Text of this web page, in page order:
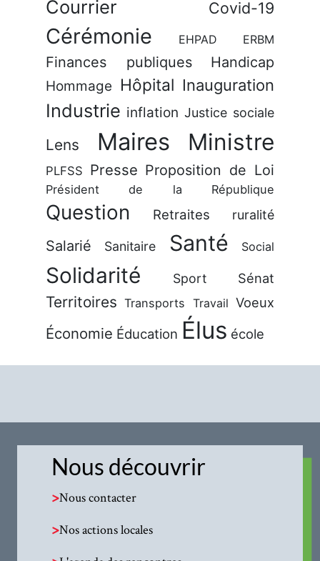
Courrier Covid-19
Cérémonie EHPAD ERBM
Finances publiques Handicap
Hommage Hôpital Inauguration
Industrie inflation Justice sociale
Lens Maires Ministre
PLFSS Presse Proposition de Loi
Président de la République
Question Retraites ruralité
Salarié Sanitaire Santé Social
Solidarité Sport Sénat
Territoires Transports Travail Voeux
Économie Éducation Élus école
Nous découvrir
>Nous contacter
>Nos actions locales